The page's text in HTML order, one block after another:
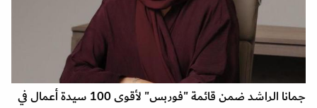
جمانا الراشد ضمن قائمة "فوربس" لأقوى 100 سيدة أعمال في